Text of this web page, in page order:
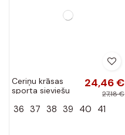
Ceriņu krāsas
sporta sieviešu
24,46 €
27,18 €
36 37 38 39 40 41